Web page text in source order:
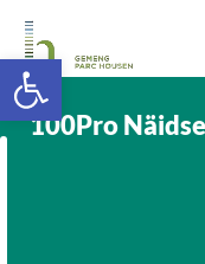
100Pro
Ouvrir la barre d’outils